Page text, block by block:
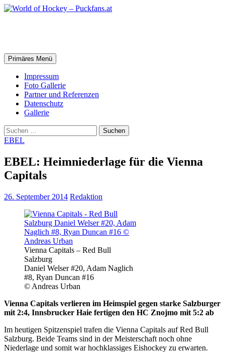
Zum
Suchen
Primäres Menü
Impressum
Foto Gallerie
Partner und Referenzen
Datenschutz
Gallerie
Suchen
nach:
EBEL
EBEL: Heimniederlage für die Vienna
Capitals
26. September 2014 Redaktion
Vienna Capitals – Red Bull
Salzburg
Daniel Welser #20, Adam Naglich
#8, Ryan Duncan #16
© Andreas Urban
Vienna Capitals verlieren im Heimspiel gegen starke Salzburger
mit 2:4, Innsbrucker Haie fertigen den HC Znojmo mit 5:2 ab
Im heutigen Spitzenspiel trafen die Vienna Capitals auf Red Bull
Salzburg. Beide Teams sind in der Meisterschaft noch ohne
Niederlage und somit war hochklassiges Eishockey zu erwarten.